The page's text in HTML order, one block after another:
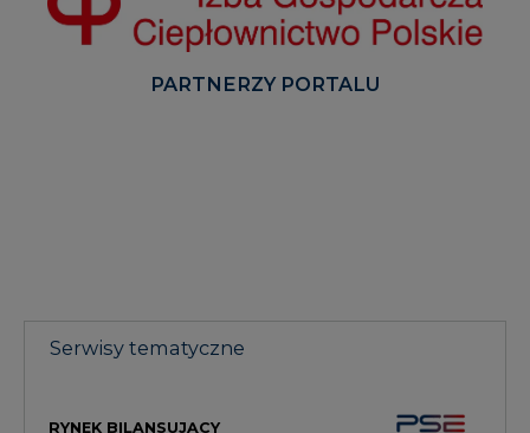
PARTNERZY PORTALU
Serwisy tematyczne
RYNEK BILANSUJĄCY